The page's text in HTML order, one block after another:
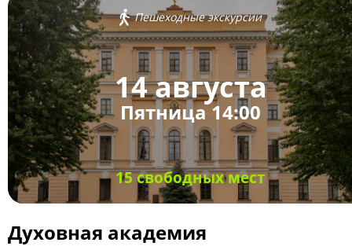
Пешеходные экскурсии
14 августа
Пятница 14:00
15 свободных мест
Духовная академия